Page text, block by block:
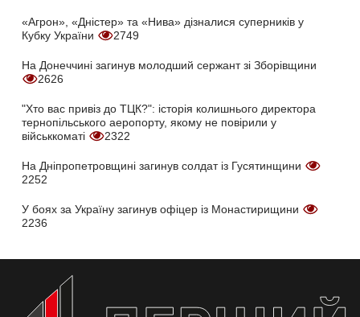
«Агрон», «Дністер» та «Нива» дізналися суперників у
Кубку України
2749
На Донеччині загинув молодший сержант зі Зборівщини
2626
"Хто вас привіз до ТЦК?": історія колишнього директора
тернопільського аеропорту, якому не повірили у
військкоматі
2322
На Дніпропетровщині загинув солдат із Гусятинщини
2252
У боях за Україну загинув офіцер із Монастирищини
2236